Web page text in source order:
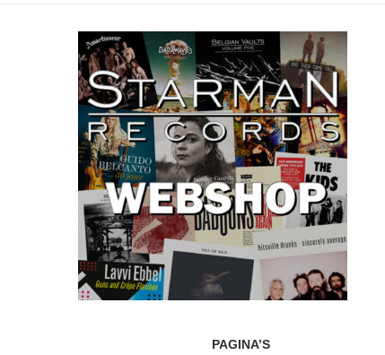
PAGINA’S